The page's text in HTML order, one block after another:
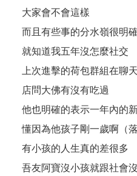
大家會不會這樣
而且有些事的分水嶺很明
就知道我五年沒怎麼社交
上次進擊的荷包群組在聊
店問大佛有沒有吃過
他也明確的表示一年內的
懂因為他孩子剛一歲啊（落
有小孩的人生真的差很多
吾友阿寶沒小孩就跟社會